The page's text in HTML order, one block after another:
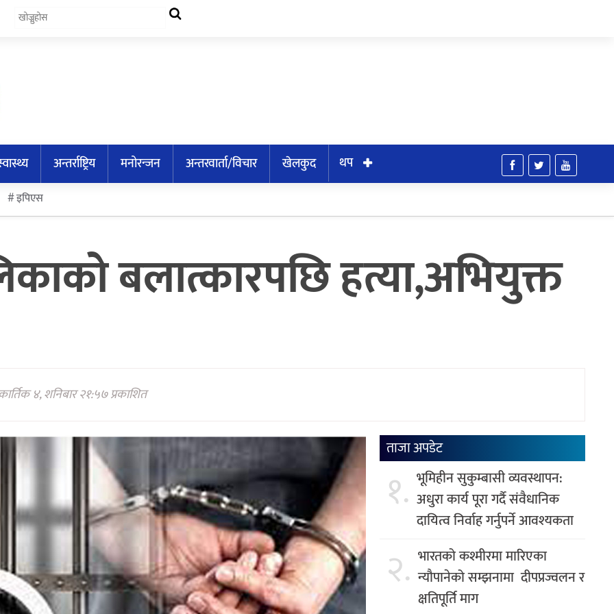
अन्तर्राष्ट्रिय मनोरन्जन अन्तरवार्ता/विचार खेलकुद
थप
इपिएस
बलात्कारपछि हत्या,अभियुक्त
४, शनिबार २१:५७ प्रकाशित
ताजा अपडेट
१. भूमिहीन सुकुम्बासी व्यवस्थापन:
अधुरा कार्य पूरा गर्दै संवैधानिक
दायित्व निर्वाह गर्नुपर्ने आवश्यकता
२. भारतको कश्मीरमा मारिएका
न्यौपानेको सम्झनामा दीपप्रज्वलन र
क्षतिपूर्ति माग